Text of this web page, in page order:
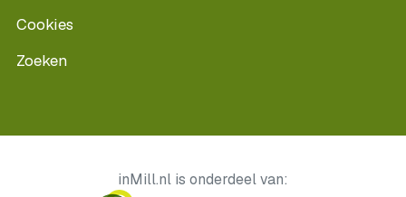
Cookies
Zoeken
inMill.nl is onderdeel van: